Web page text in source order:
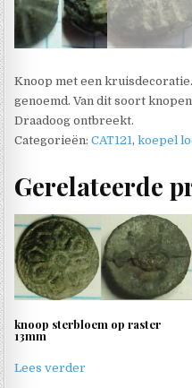
Knoop met een
genoemd. Van dit soort
Draadoog ontbreekt.
Categorieën:CAT121,koepel
Gerelateerde
knoop sterbloem op raster
13mm
Lees verder